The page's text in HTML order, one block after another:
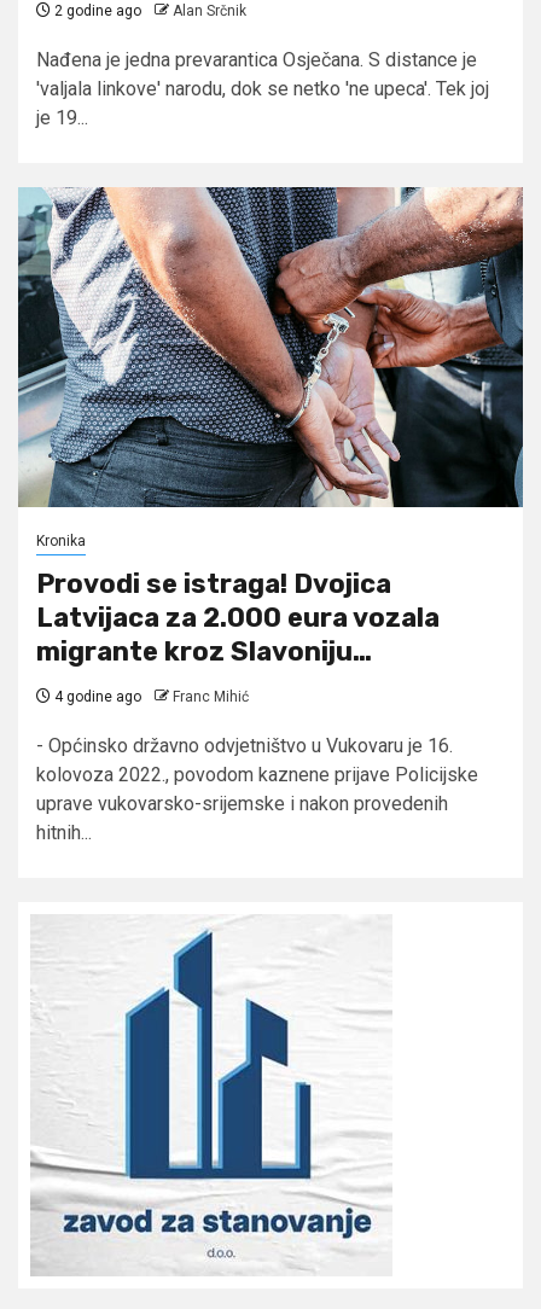
2 godine ago Alan Srčnik
Nađena je jedna prevarantica Osječana. S distance je
'valjala linkove' narodu, dok se netko 'ne upeca'. Tek joj
je 19...
Kronika
Provodi se istraga! Dvojica
Latvijaca za 2.000 eura vozala
migrante kroz Slavoniju…
4 godine ago Franc Mihić
- Općinsko državno odvjetništvo u Vukovaru je 16.
kolovoza 2022., povodom kaznene prijave Policijske
uprave vukovarsko-srijemske i nakon provedenih
hitnih...